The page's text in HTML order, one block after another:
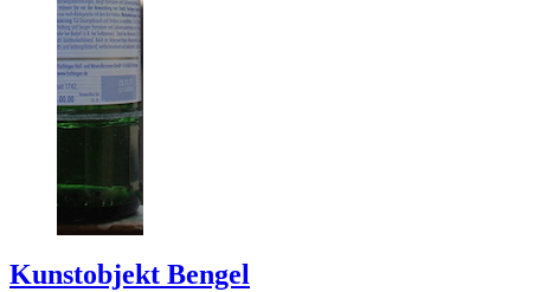
Kunstobjekt Bengel